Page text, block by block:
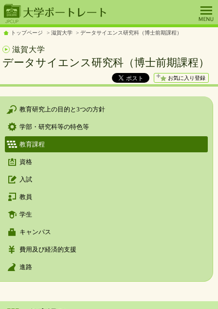
トップページ 滋賀大学 データサイエンス研究科（博士前期課程）
滋賀大学
データサイエンス研究科（博士前期課程）
お気に入り登録
教育研究上の目的と3つの方針
学部・研究科等の特色等
教育課程
資格
入試
教員
学生
キャンパス
費用及び経済的支援
進路